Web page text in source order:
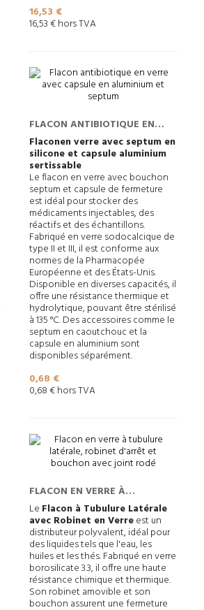
Prix
16,53 €
16,53 € hors TVA
FLACON ANTIBIOTIQUE EN
VERRE AVEC CAPSULE EN
ALUMINIUM ET SEPTUM
Flaconen verre avec septum en
silicone et capsule aluminium
sertissable
Le flacon en verre avec bouchon
septum et capsule de fermeture
est idéal pour stocker des
médicaments injectables, des
réactifs et des échantillons.
Fabriqué en verre sodocalcique de
type II et III, il est conforme aux
normes de la Pharmacopée
Européenne et des États-Unis.
Disponible en diverses capacités, il
offre une résistance thermique et
hydrolytique, pouvant être stérilisé
à 135 °C. Des accessoires comme le
septum en caoutchouc et la
capsule en aluminium sont
disponibles séparément.
Prix
0,68 €
0,68 € hors TVA
FLACON EN VERRE À
TUBULURE LATÉRALE, ROBINET
D'ARRÊT ET BOUCHON AVEC
JOINT RODÉ
Le Flacon à Tubulure Latérale
avec Robinet en Verreest un
distributeur polyvalent, idéal pour
des liquides tels que l'eau, les
huiles et les thés. Fabriqué en verre
borosilicate 3.3, il offre une haute
résistance chimique et thermique.
Son robinet amovible et son
bouchon assurent une fermeture